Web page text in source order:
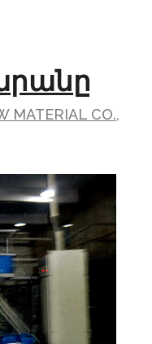
MATERIAL CO.,